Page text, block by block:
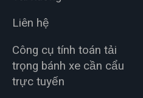
Liên hệ
Công cụ tính toán tải
trọng bánh xe cần cẩu
trực tuyến